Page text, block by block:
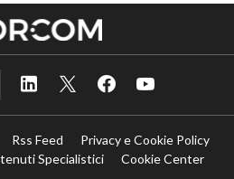
Rss Feed
Privacy e Cookie Policy
Specialistici
Cookie Center